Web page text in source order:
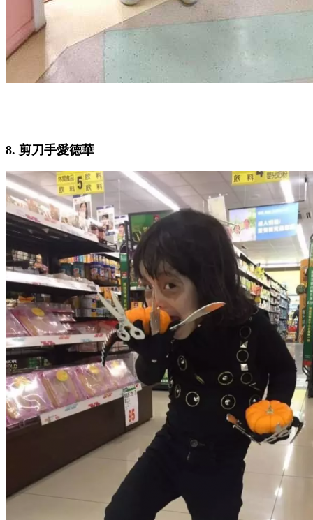
8. 剪刀手愛德華